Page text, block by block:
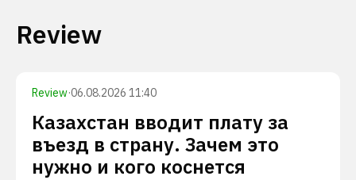
Review
Review·06.08.2026 11:40
Казахстан вводит плату за
въезд в страну. Зачем это
нужно и кого коснется